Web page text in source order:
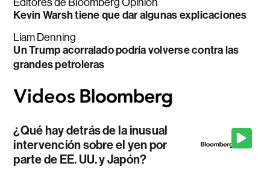
Kevin Warsh tiene que dar algunas explicaciones
Liam Denning
Un Trump acorralado podría volverse contra las
grandes petroleras
¿Qué hay detrás de la inusual
intervención sobre el yen por
parte de EE. UU. y Japón?